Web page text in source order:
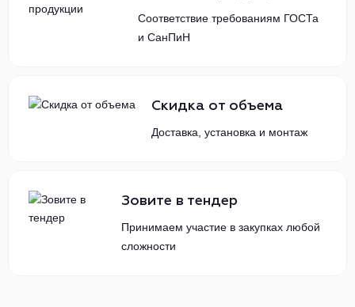
Соответствие требованиям ГОСТа
и СанПиН
Скидка от объема
Доставка, установка и монтаж
Зовите в тендер
Принимаем участие в закупках любой
сложности